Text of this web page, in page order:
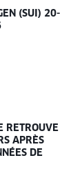
(SUI) 20-
RETROUVE
APRÈS
DE